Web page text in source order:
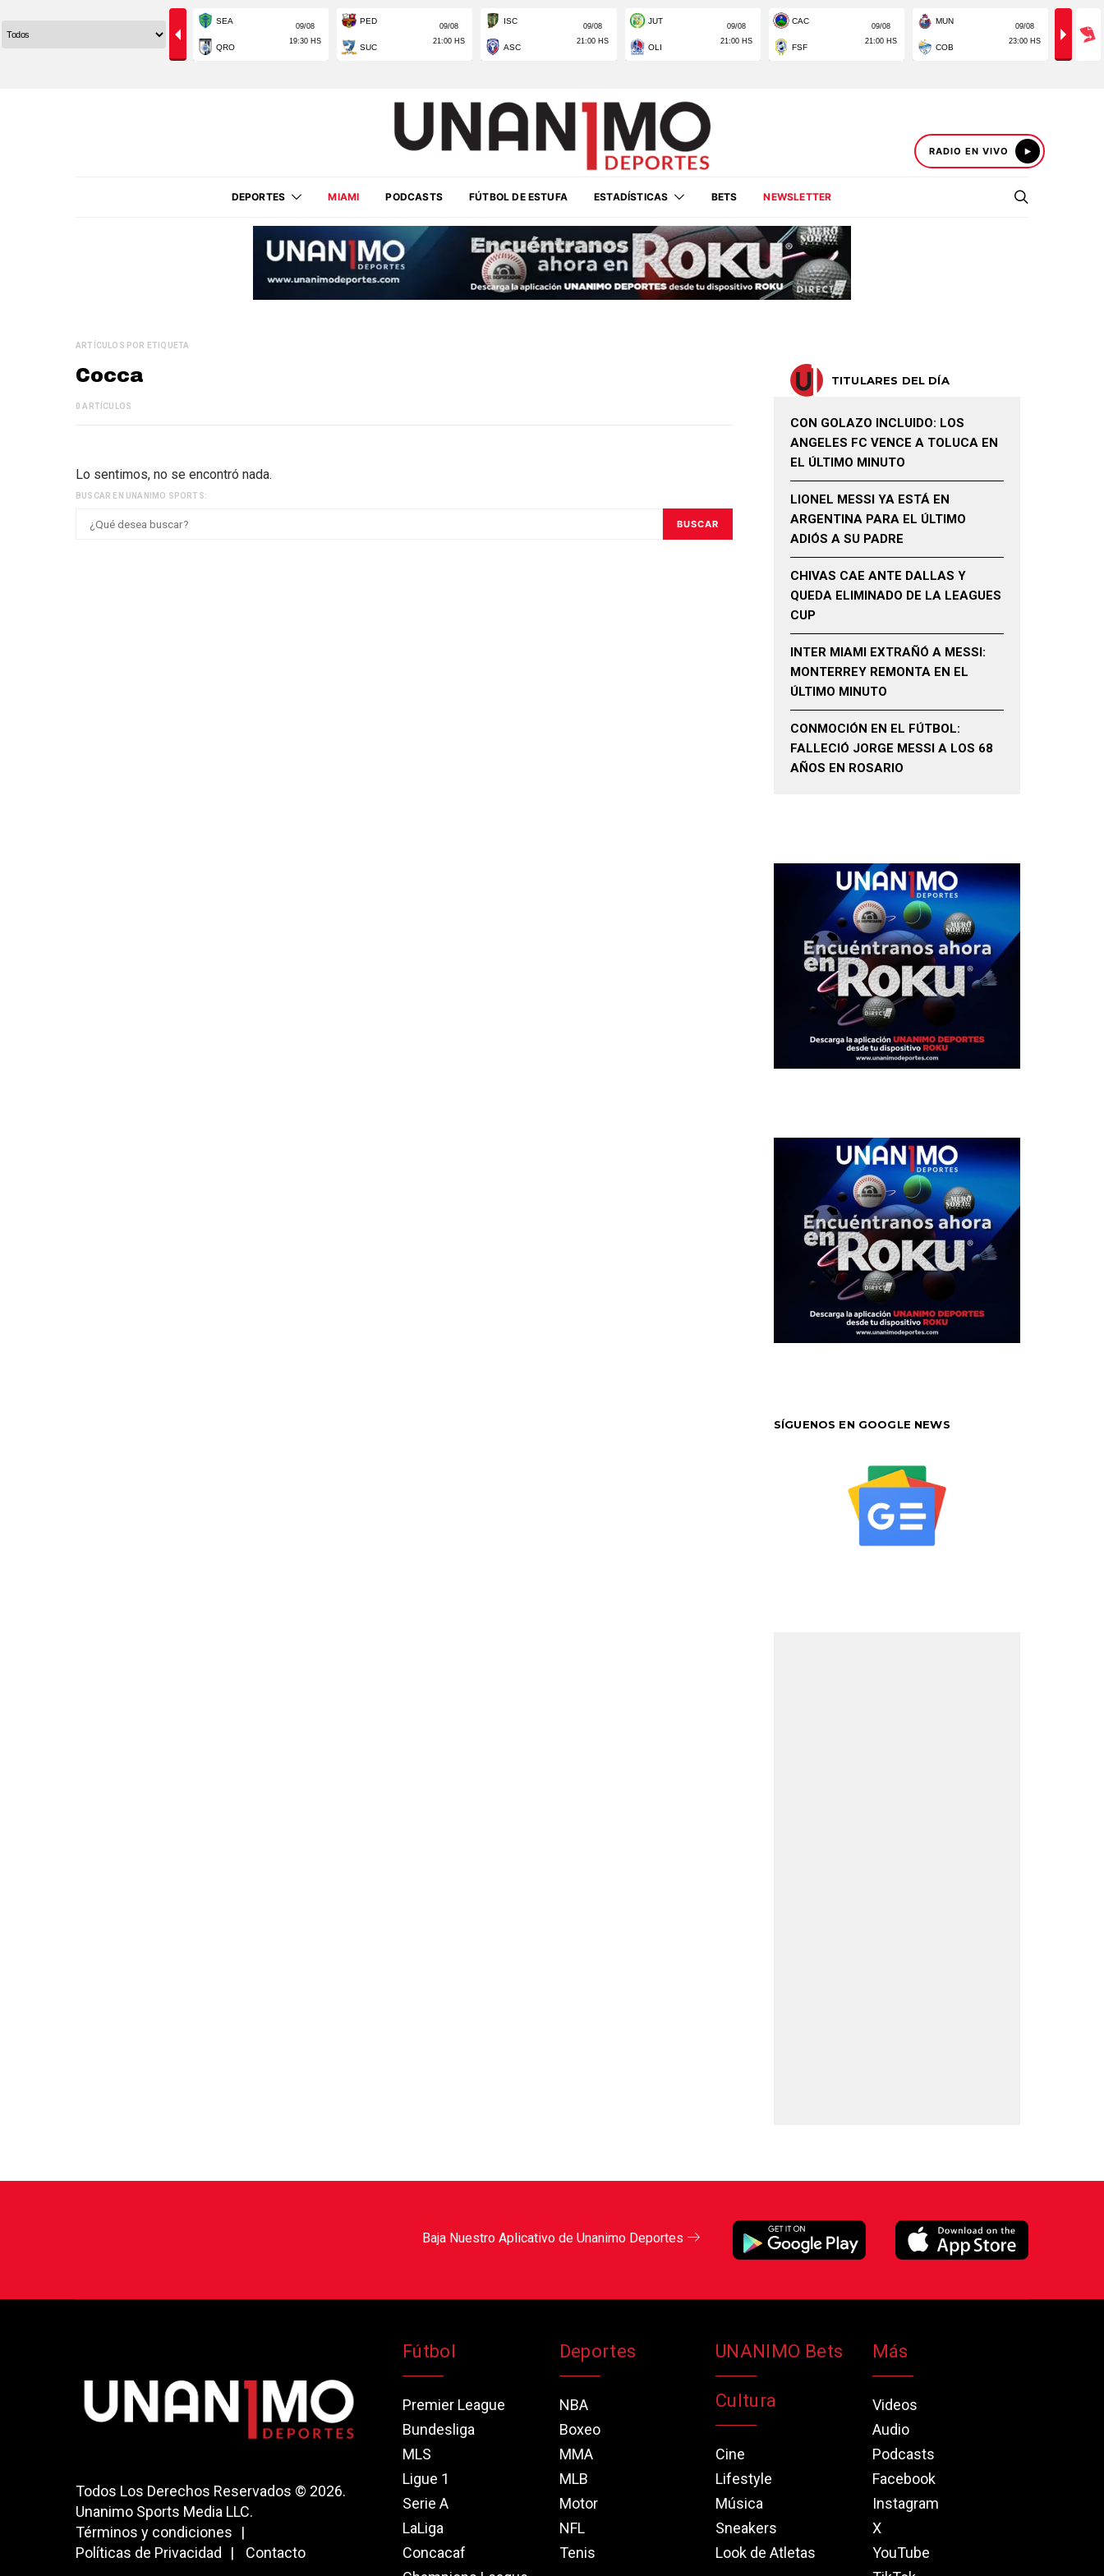
RADIO EN VIVO
DEPORTES MIAMI PODCASTS FÚTBOL DE ESTUFA ESTADÍSTICAS BETS NEWSLETTER
ARTÍCULOS POR ETIQUETA
Cocca
0 ARTÍCULOS
Lo sentimos, no se encontró nada.
BUSCAR EN UNANIMO SPORTS:
BUSCAR
TITULARES DEL DÍA
CON GOLAZO INCLUIDO: LOS
ANGELES FC VENCE A TOLUCA EN
EL ÚLTIMO MINUTO
LIONEL MESSI YA ESTÁ EN
ARGENTINA PARA EL ÚLTIMO
ADIÓS A SU PADRE
CHIVAS CAE ANTE DALLAS Y
QUEDA ELIMINADO DE LA LEAGUES
CUP
INTER MIAMI EXTRAÑÓ A MESSI:
MONTERREY REMONTA EN EL
ÚLTIMO MINUTO
CONMOCIÓN EN EL FÚTBOL:
FALLECIÓ JORGE MESSI A LOS 68
AÑOS EN ROSARIO
SÍGUENOS EN GOOGLE NEWS
Baja Nuestro Aplicativo de Unanimo Deportes
Todos Los Derechos Reservados © 2026.
Unanimo Sports Media LLC.
Términos y condiciones
Políticas de Privacidad
Contacto
Fútbol
Premier League
Bundesliga
MLS
Ligue 1
Serie A
LaLiga
Concacaf
Deportes
NBA
Boxeo
MMA
MLB
Motor
NFL
Tenis
UNANIMO Bets
Cultura
Cine
Lifestyle
Música
Sneakers
Look de Atletas
Más
Videos
Audio
Podcasts
Facebook
Instagram
X
YouTube